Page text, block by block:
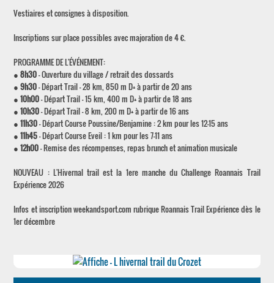
Vestiaires et consignes à disposition.
Inscriptions sur place possibles avec majoration de 4 €.
PROGRAMME DE L'ÉVÉNEMENT:
●8h30- Ouverture du village / retrait des dossards
●9h30- Départ Trail – 28 km, 850 m D+ à partir de 20 ans
●10h00- Départ Trail – 15 km, 400 m D+ à partir de 18 ans
●10h30- Départ Trail – 8 km, 200 m D+ à partir de 16 ans
●11h30- Départ Course Poussine/Benjamine : 2 km pour les 12-15 ans
●11h45- Départ Course Eveil : 1 km pour les 7-11 ans
●12h00- Remise des récompenses, repas brunch et animation musicale
NOUVEAU : L'Hivernal trail est la 1ere manche du Challenge Roannais Trail
Expérience 2026
Infos et inscription weekandsport.com rubrique Roannais Trail Expérience dès le
1er décembre